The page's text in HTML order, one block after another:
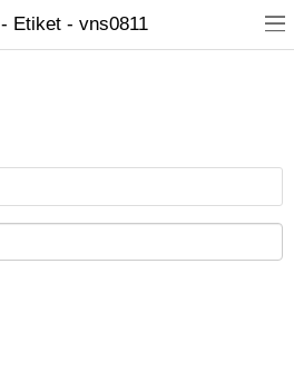
Etiket - vns0811